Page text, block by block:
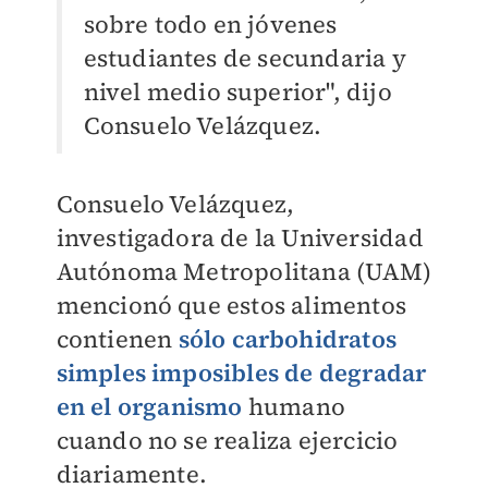
sobre todo en jóvenes
estudiantes de secundaria y
nivel medio superior", dijo
Consuelo Velázquez.
Consuelo Velázquez,
investigadora de la Universidad
Autónoma Metropolitana (UAM)
mencionó que estos alimentos
contienen sólo carbohidratos
simples imposibles de degradar
en el organismo humano
cuando no se realiza ejercicio
diariamente.